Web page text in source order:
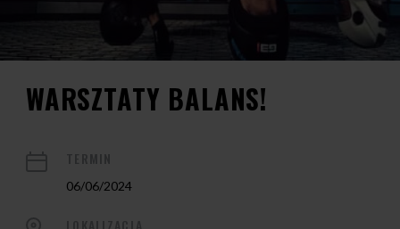
WARSZTATY BALANS!
06/06/2024